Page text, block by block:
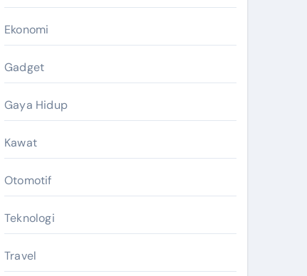
Ekonomi
Gadget
Gaya Hidup
Kawat
Otomotif
Teknologi
Travel